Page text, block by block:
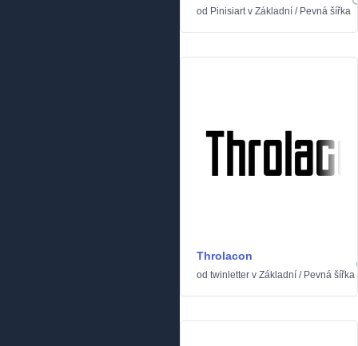
od Pinisiartv Základní / Pevná šířka
Throlacon
od twinletter v Základní / Pevná šířka